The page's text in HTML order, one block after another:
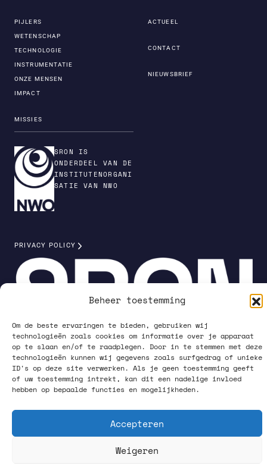
Beheer toestemming
Om de beste ervaringen te bieden, gebruiken wij
technologieën zoals cookies om informatie over je apparaat
op te slaan en/of te raadplegen. Door in te stemmen met deze
technologieën kunnen wij gegevens zoals surfgedrag of unieke
ID's op deze site verwerken. Als je geen toestemming geeft
of uw toestemming intrekt, kan dit een nadelige invloed
hebben op bepaalde functies en mogelijkheden.
Accepteren
Weigeren
PIJLERS
WETENSCHAP
TECHNOLOGIE
INSTRUMENTATIE
ONZE MENSEN
IMPACT
MISSIES
ACTUEEL
CONTACT
NIEUWSBRIEF
SRON IS
ONDERDEEL VAN DE
INSTITUTENORGANI
SATIE VAN NWO
PRIVACY POLICY
VOLG ONS OP SOCIAL MEDIA